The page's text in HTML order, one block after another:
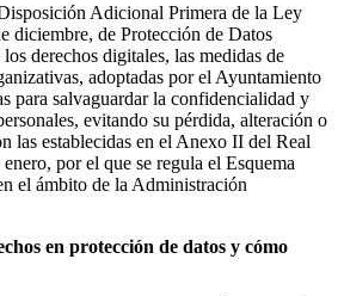
Adicional Primera de la Ley
diciembre, de Protección de Datos
derechos digitales, las medidas de
adoptadas por el Ayuntamiento
para salvaguardar la confidencialidad y
evitando su pérdida, alteración o
las establecidas en el Anexo II del Real
por el que se regula el Esquema
el ámbito de la Administración
en protección de datos y cómo